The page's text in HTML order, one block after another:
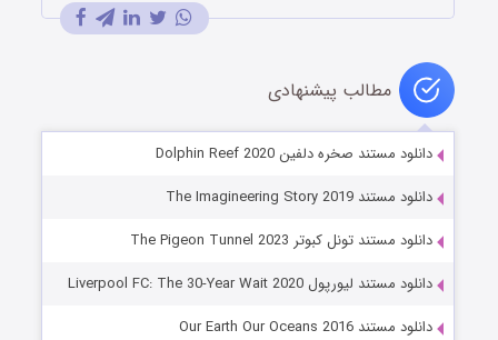
مطالب پیشنهادی
دانلود مستند صخره دلفین Dolphin Reef 2020
دانلود مستند The Imagineering Story 2019
دانلود مستند تونل کبوتر The Pigeon Tunnel 2023
دانلود مستند لیورپول Liverpool FC: The 30-Year Wait 2020
دانلود مستند Our Earth Our Oceans 2016